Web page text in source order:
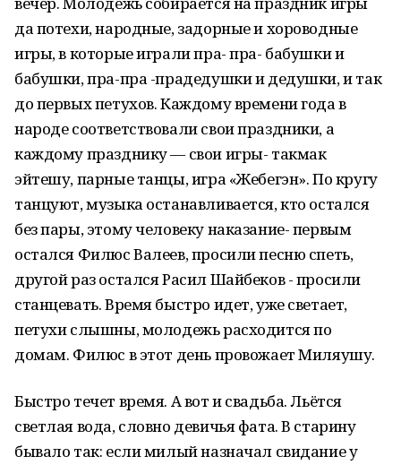
да потехи, народные, задорные и хороводные
игры, в которые играли пра- пра- бабушки и
бабушки, пра-пра -прадедушки и дедушки, и так
до первых петухов. Каждому времени года в
народе соответствовали свои праздники, а
каждому празднику — свои игры- такмак
эйтешу, парные танцы, игра «Жебегэн». По кругу
танцуют, музыка останавливается, кто остался
без пары, этому человеку наказание- первым
остался Филюс Валеев, просили песню спеть,
другой раз остался Расил Шайбеков - просили
станцевать. Время быстро идет, уже светает,
петухи слышны, молодежь расходится по
домам. Филюс в этот день провожает Миляушу.
Быстро течет время. А вот и свадьба. Льётся
светлая вода, словно девичья фата. В старину
бывало так: если милый назначал свидание у